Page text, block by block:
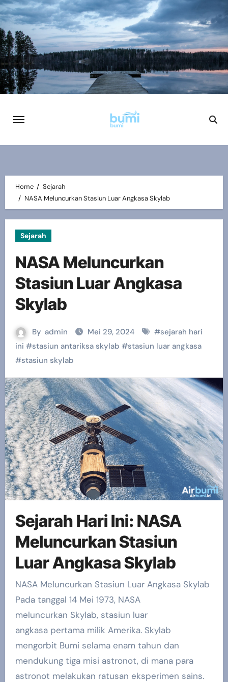
Skip
to
content
Home
Sejarah
NASA Meluncurkan Stasiun Luar Angkasa Skylab
Sejarah
NASA Meluncurkan
Stasiun Luar Angkasa
Skylab
By admin Mei 29, 2024 #sejarah hari
ini #stasiun antariksa skylab #stasiun luar angkasa
#stasiun skylab
Sejarah Hari Ini: NASA
Meluncurkan Stasiun
Luar Angkasa Skylab
NASA Meluncurkan Stasiun Luar Angkasa Skylab
Pada tanggal 14 Mei 1973, NASA
meluncurkan Skylab, stasiun luar
angkasa pertama milik Amerika. Skylab
mengorbit Bumi selama enam tahun dan
mendukung tiga misi astronot, di mana para
astronot melakukan ratusan eksperimen sains.